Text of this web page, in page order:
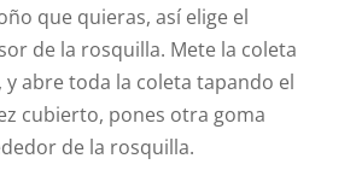
que quieras, así elige el
de la rosquilla. Mete la coleta
abre toda la coleta tapando el
cubierto, pones otra goma
de la rosquilla.